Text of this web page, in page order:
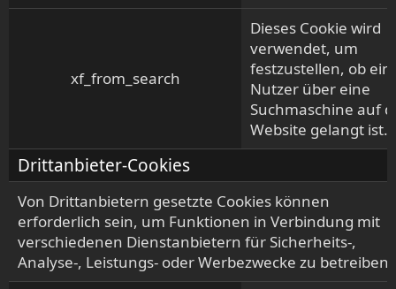
xf_from_search
Dieses Cookie wird
verwendet, um
festzustellen, ob ein
Nutzer über eine
Suchmaschine auf
Website gelangt ist.
Drittanbieter-Cookies
Von Drittanbietern gesetzte Cookies können
erforderlich sein, um Funktionen in Verbindung mit
verschiedenen Dienstanbietern für Sicherheits-,
Analyse-, Leistungs- oder Werbezwecke zu betreiben.